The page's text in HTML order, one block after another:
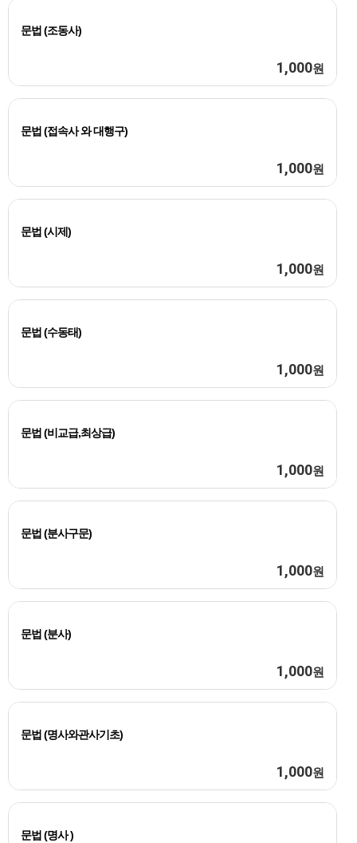
문법 (조동사)
1,000원
문법 (접속사 와 대행구)
1,000원
문법 (시제)
1,000원
문법 (수동태)
1,000원
문법 (비교급,최상급)
1,000원
문법 (분사구문)
1,000원
문법 (분사)
1,000원
문법 (명사와관사기초)
1,000원
문법 (명사 )